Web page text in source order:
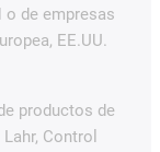
de empresas
EE.UU.
productos de
Control